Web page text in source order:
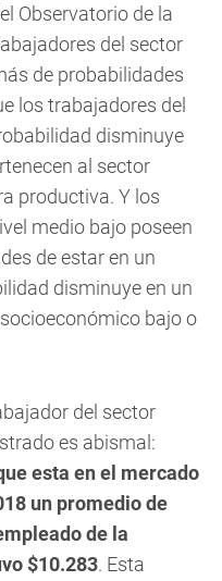
Observatorio de la
del sector
de probabilidades
los trabajadores del
disminuye
al sector
productiva. Y los
medio bajo poseen
de estar en un
disminuye en un
bajo o
del sector
es abismal:
esta en el mercado
un promedio de
de la
$10.283. Esta